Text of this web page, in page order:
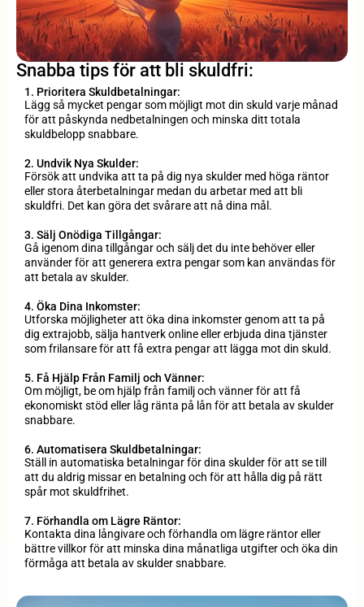
Snabba tips för att bli skuldfri:
1. Prioritera Skuldbetalningar:
Lägg så mycket pengar som möjligt mot din skuld varje månad
för att påskynda nedbetalningen och minska ditt totala
skuldbelopp snabbare.
2. Undvik Nya Skulder:
Försök att undvika att ta på dig nya skulder med höga räntor
eller stora återbetalningar medan du arbetar med att bli
skuldfri. Det kan göra det svårare att nå dina mål.
3. Sälj Onödiga Tillgångar:
Gå igenom dina tillgångar och sälj det du inte behöver eller
använder för att generera extra pengar som kan användas för
att betala av skulder.
4. Öka Dina Inkomster:
Utforska möjligheter att öka dina inkomster genom att ta på
dig extrajobb, sälja hantverk online eller erbjuda dina tjänster
som frilansare för att få extra pengar att lägga mot din skuld.
5. Få Hjälp Från Familj och Vänner:
Om möjligt, be om hjälp från familj och vänner för att få
ekonomiskt stöd eller låg ränta på lån för att betala av skulder
snabbare.
6. Automatisera Skuldbetalningar:
Ställ in automatiska betalningar för dina skulder för att se till
att du aldrig missar en betalning och för att hålla dig på rätt
spår mot skuldfrihet.
7. Förhandla om Lägre Räntor:
Kontakta dina långivare och förhandla om lägre räntor eller
bättre villkor för att minska dina månatliga utgifter och öka din
förmåga att betala av skulder snabbare.